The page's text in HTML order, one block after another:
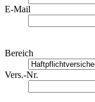
E-Mail
Bereich
Vers.-Nr.